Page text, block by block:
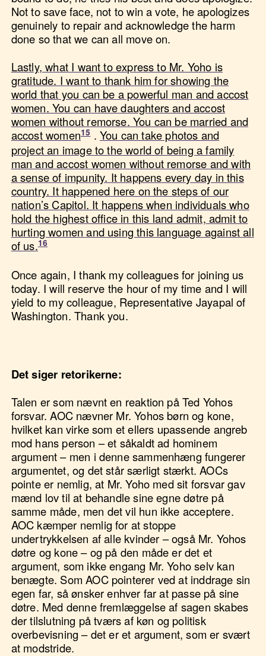
Not to save face, not to win a vote, he apologizes
genuinely to repair and acknowledge the harm
done so that we can all move on.
Lastly, what I want to express to Mr. Yoho is
gratitude. I want to thank him for showing the
world that you can be a powerful man and accost
women. You can have daughters and accost
women without remorse. You can be married and
accost women
. You can take photos and
project an image to the world of being a family
man and accost women without remorse and with
a sense of impunity. It happens every day in this
country. It happened here on the steps of our
nation’s Capitol. It happens when individuals who
hold the highest office in this land admit, admit to
hurting women and using this language against all
of us.
Once again, I thank my colleagues for joining us
today. I will reserve the hour of my time and I will
yield to my colleague, Representative Jayapal of
Washington. Thank you.
Det siger retorikerne:
Talen er som nævnt en reaktion på Ted Yohos
forsvar. AOC nævner Mr. Yohos børn og kone,
hvilket kan virke som et ellers upassende angreb
mod hans person – et såkaldt ad hominem
argument – men i denne sammenhæng fungerer
argumentet, og det står særligt stærkt. AOCs
pointe er nemlig, at Mr. Yoho med sit forsvar gav
mænd lov til at behandle sine egne døtre på
samme måde, men det vil hun ikke acceptere.
AOC kæmper nemlig for at stoppe
undertrykkelsen af alle kvinder – også Mr. Yohos
døtre og kone – og på den måde er det et
argument, som ikke engang Mr. Yoho selv kan
benægte. Som AOC pointerer ved at inddrage sin
egen far, så ønsker enhver far at passe på sine
døtre. Med denne fremlæggelse af sagen skabes
der tilslutning på tværs af køn og politisk
overbevisning – det er et argument, som er svært
at modstride.